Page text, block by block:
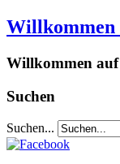
Willkommen
Willkommen auf
Suchen
Suchen...